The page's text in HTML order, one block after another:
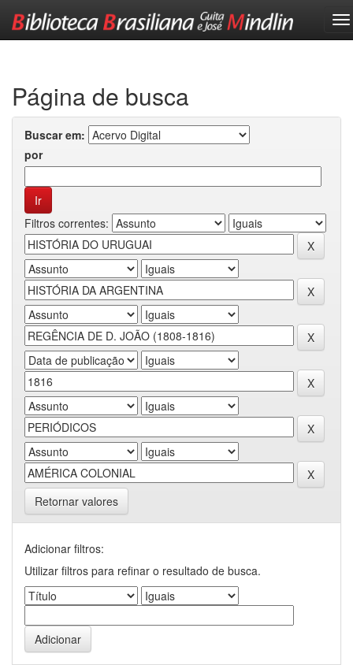
Página de busca
Buscar em:
por
Filtros correntes:
Retornar valores
Adicionar filtros:
Utilizar filtros para refinar o resultado de busca.